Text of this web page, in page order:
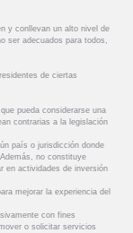
y conllevan un alto nivel de
ser adecuados para todos,
de ciertas
pueda considerarse una
contrarias a la legislación
país o jurisdicción donde
no constituye
en actividades de inversión
mejorar la experiencia del
con fines
o solicitar servicios